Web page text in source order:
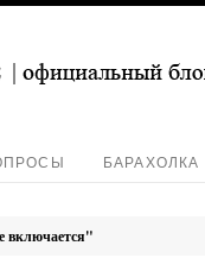
БАРАХОЛКА
включается"